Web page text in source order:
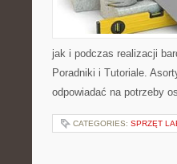
jak i podczas realizacji
Poradniki i Tutoriale.
odpowiadać na potrzeby
CATEGORIES: SPRZĘT